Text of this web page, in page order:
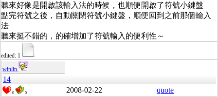
聽來好像是開啟該輸入法的時候，也順便開啟了符號小鍵盤
點完符號之後，自動關閉符號小鍵盤，順便回到之前那個輸入
法
聽來挺不錯的，的確增加了符號輸入的便利性～
edited: 1
winlin
14
0 0 2008-02-22 quote